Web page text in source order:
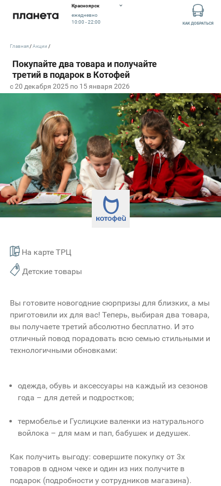
Красноярск
ежедневно
10:00 - 22:00
КАК ДОБРАТЬСЯ
c 20 декабря 2025 по 15 января 2026
На карте ТРЦ
Детские товары
Главная Акции
Вы готовите новогодние сюрпризы для близких, а мы
приготовили их для вас! Теперь, выбирая два товара,
вы получаете третий абсолютно бесплатно. И это
отличный повод порадовать всю семью стильными и
технологичными обновками:
одежда, обувь и аксессуары на каждый из сезонов
года – для детей и подростков;
термобелье и Гуслицкие валенки из натурального
войлока – для мам и пап, бабушек и дедушек.
Как получить выгоду: совершите покупку от 3х
товаров в одном чеке и один из них получите в
подарок (подробности у сотрудников магазина).